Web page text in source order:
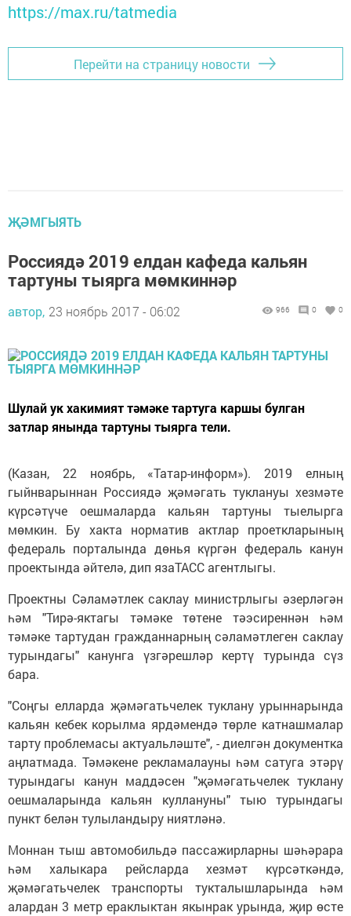
https://max.ru/tatmedia
Перейти на страницу новости
ҖӘМГЫЯТЬ
Россиядә 2019 елдан кафеда кальян
тартуны тыярга мөмкиннәр
автор, 23 ноябрь 2017 - 06:02 966 0 0
Шулай ук хакимият тәмәке тартуга каршы булган
затлар янында тартуны тыярга тели.
(Казан, 22 ноябрь, «Татар-информ»). 2019 елның
гыйнварыннан Россиядә җәмәгать туклануы хезмәте
күрсәтүче оешмаларда кальян тартуны тыелырга
мөмкин. Бу хакта норматив актлар проеткларының
федераль порталында дөнья күргән федераль канун
проектында әйтелә, дип язаТАСС агентлыгы.
Проектны Сәламәтлек саклау министрлыгы әзерләгән
һәм "Тирә-яктагы тәмәке төтене тәэсиреннән һәм
тәмәке тартудан гражданнарның сәламәтлеген саклау
турындагы" канунга үзгәрешләр кертү турында сүз
бара.
"Соңгы елларда җәмәгатьчелек туклану урыннарында
кальян кебек корылма ярдәмендә төрле катнашмалар
тарту проблемасы актуальләште", - диелгән документка
аңлатмада. Тәмәкене рекламалауны һәм сатуга этәрү
турындагы канун маддәсен "җәмәгатьчелек туклану
оешмаларында кальян куллануны" тыю турындагы
пункт белән тулыландыру ниятләнә.
Моннан тыш автомобильдә пассажирларны шәһәрара
һәм халыкара рейсларда хезмәт күрсәткәндә,
җәмәгатьчелек транспорты тукталышларында һәм
алардан 3 метр ераклыктан якынрак урында, җир өсте